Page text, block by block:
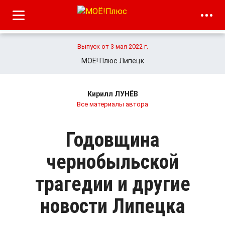
Выпуск от 3 мая 2022 г.
МОЁ! Плюс Липецк
Кирилл ЛУНЁВ
Все материалы автора
Годовщина
чернобыльской
трагедии и другие
новости Липецка